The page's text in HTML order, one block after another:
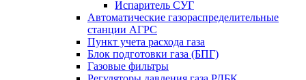
Испаритель СУГ
Автоматические газораспределительные
станции АГРС
Пункт учета расхода газа
Блок подготовки газа (БПГ)
Газовые фильтры